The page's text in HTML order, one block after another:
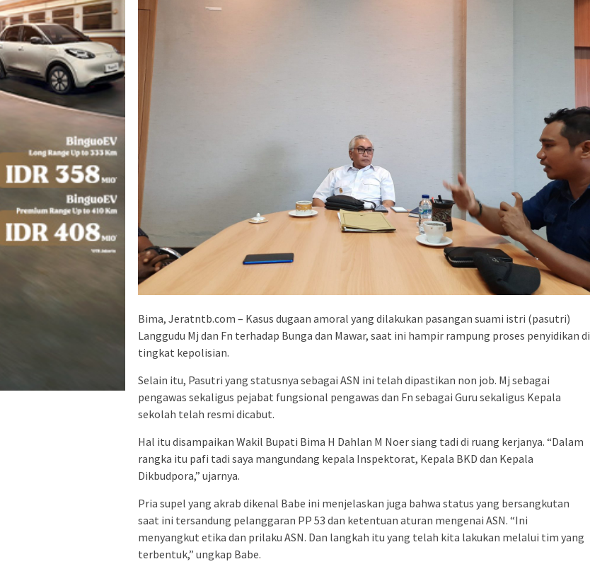
Bima, Jeratntb.com – Kasus dugaan amoral yang dilakukan pasangan suami istri (pasutri)
Langgudu Mj dan Fn terhadap Bunga dan Mawar, saat ini hampir rampung proses penyidikan di
tingkat kepolisian.
Selain itu, Pasutri yang statusnya sebagai ASN ini telah dipastikan non job. Mj sebagai
pengawas sekaligus pejabat fungsional pengawas dan Fn sebagai Guru sekaligus Kepala
sekolah telah resmi dicabut.
Hal itu disampaikan Wakil Bupati Bima H Dahlan M Noer siang tadi di ruang kerjanya. “Dalam
rangka itu pafi tadi saya mangundang kepala Inspektorat, Kepala BKD dan Kepala
Dikbudpora,” ujarnya.
Pria supel yang akrab dikenal Babe ini menjelaskan juga bahwa status yang bersangkutan
saat ini tersandung pelanggaran PP 53 dan ketentuan aturan mengenai ASN. “Ini
menyangkut etika dan prilaku ASN. Dan langkah itu yang telah kita lakukan melalui tim yang
terbentuk,” ungkap Babe.